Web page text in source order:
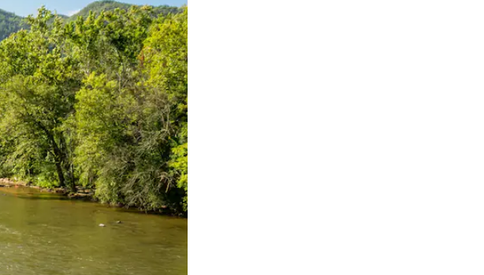
die Ergebnisse durch Berühren oder Wischgesten.